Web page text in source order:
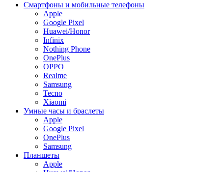
Смартфоны и мобильные телефоны
Apple
Google Pixel
Huawei/Honor
Infinix
Nothing Phone
OnePlus
OPPO
Realme
Samsung
Tecno
Xiaomi
Умные часы и браслеты
Apple
Google Pixel
OnePlus
Samsung
Планшеты
Apple